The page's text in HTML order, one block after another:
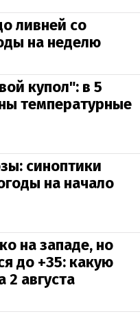
ливней со
на неделю
купол": в 5
температурные
синоптики
на начало
на западе, но
до +35: какую
2 августа